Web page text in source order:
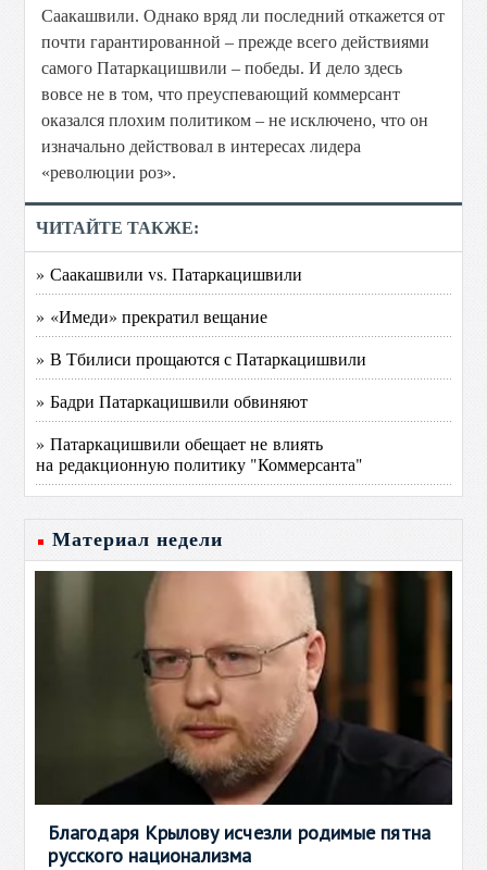
Саакашвили. Однако вряд ли последний откажется от
почти гарантированной – прежде всего действиями
самого Патаркацишвили – победы. И дело здесь
вовсе не в том, что преуспевающий коммерсант
оказался плохим политиком – не исключено, что он
изначально действовал в интересах лидера
«революции роз».
ЧИТАЙТЕ ТАКЖЕ:
» Саакашвили vs. Патаркацишвили
» «Имеди» прекратил вещание
» В Тбилиси прощаются с Патаркацишвили
» Бадри Патаркацишвили обвиняют
» Патаркацишвили обещает не влиять
на редакционную политику "Коммерсанта"
Материал недели
Благодаря Крылову исчезли родимые пятна
русского национализма